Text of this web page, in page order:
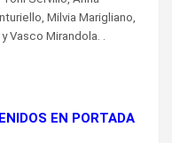
Milvia Marigliano,
Vasco Mirandola. .
EN PORTADA